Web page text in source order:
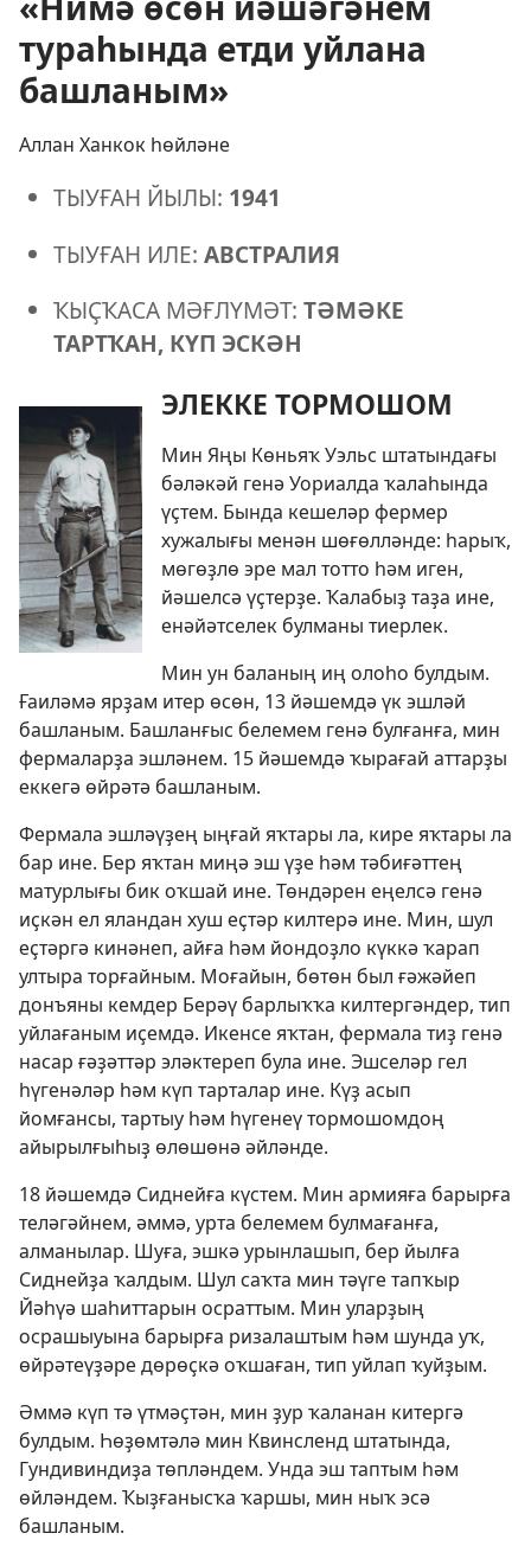
тураһында етди уйлана
башланым»
Аллан Ханкок һөйләне
ТЫУҒАН ЙЫЛЫ: 1941
ТЫУҒАН ИЛЕ: АВСТРАЛИЯ
ҠЫҪҠАСА МӘҒЛҮМӘТ: ТӘМӘКЕ
ТАРТҠАН, КҮП ЭСКӘН
ЭЛЕККЕ ТОРМОШОМ
Мин Яңы Көньяҡ Уэльс штатындағы
бәләкәй генә Уориалда ҡалаһында
үҫтем. Бында кешеләр фермер
хужалығы менән шөғөлләнде: һарыҡ,
мөгөҙлө эре мал тотто һәм иген,
йәшелсә үҫтерҙе. Ҡалабыҙ таҙа ине,
енәйәтселек булманы тиерлек.
Мин ун баланың иң олоһо булдым.
Ғаиләмә ярҙам итер өсөн, 13 йәшемдә үк эшләй
башланым. Башланғыс белемем генә булғанға, мин
фермаларҙа эшләнем. 15 йәшемдә ҡырағай аттарҙы
еккегә өйрәтә башланым.
Фермала эшләүҙең ыңғай яҡтары ла, кире яҡтары ла
бар ине. Бер яҡтан миңә эш үҙе һәм тәбиғәттең
матурлығы бик оҡшай ине. Төндәрен еңелсә генә
иҫкән ел яландан хуш еҫтәр килтерә ине. Мин, шул
еҫтәргә кинәнеп, айға һәм йондоҙло күккә ҡарап
ултыра торғайным. Моғайын, бөтөн был ғәжәйеп
донъяны кемдер Берәү барлыҡҡа килтергәндер, тип
уйлағаным иҫемдә. Икенсе яҡтан, фермала тиҙ генә
насар ғәҙәттәр эләктереп була ине. Эшселәр гел
һүгенәләр һәм күп тарталар ине. Күҙ асып
йомғансы, тартыу һәм һүгенеү тормошомдоң
айырылғыһыҙ өлөшөнә әйләнде.
18 йәшемдә Сиднейға күстем. Мин армияға барырға
теләгәйнем, әммә, урта белемем булмағанға,
алманылар. Шуға, эшкә урынлашып, бер йылға
Сиднейҙа ҡалдым. Шул саҡта мин тәүге тапҡыр
Йәһүә шаһиттарын осраттым. Мин уларҙың
осрашыуына барырға ризалаштым һәм шунда уҡ,
өйрәтеүҙәре дөрөҫкә оҡшаған, тип уйлап ҡуйҙым.
Әммә күп тә үтмәҫтән, мин ҙур ҡаланан китергә
булдым. Һөҙөмтәлә мин Квинсленд штатында,
Гундивиндиҙа төпләндем. Унда эш таптым һәм
өйләндем. Ҡыҙғанысҡа ҡаршы, мин ныҡ эсә
башланым.